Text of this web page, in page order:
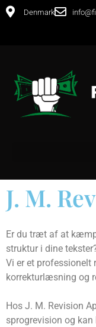
Denmark
J. M.
Er du træt af at
struktur i dine
Vi er et professionelt
korrekturlæsning og
Hos J. M. Revision
sprogrevision og